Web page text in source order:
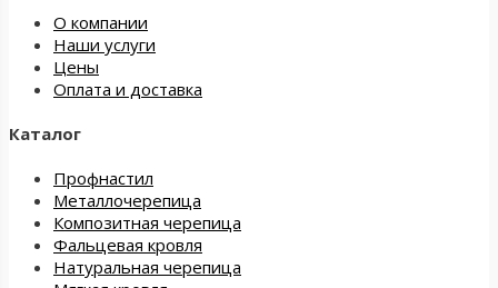
О компании
Наши услуги
Цены
Оплата и доставка
Каталог
Профнастил
Металлочерепица
Композитная черепица
Фальцевая кровля
Натуральная черепица